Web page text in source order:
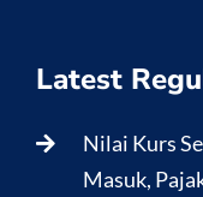
Latest
Nilai Kurs
Masuk,